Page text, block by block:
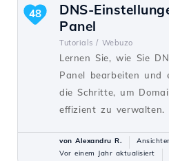
DNS-
Panel
Tutorials / Webuzo
Lernen Sie, wie Sie
Panel bearbeiten und
die Schritte, um
effizient zu verwalten.
48
von Alexandru R.
Vor einem Jahr aktualisiert